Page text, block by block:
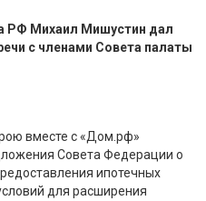
РФ Михаил Мишустин дал
с членами Совета палаты
вместе с «Дом.рф»
Совета Федерации о
ипотечных
для расширения